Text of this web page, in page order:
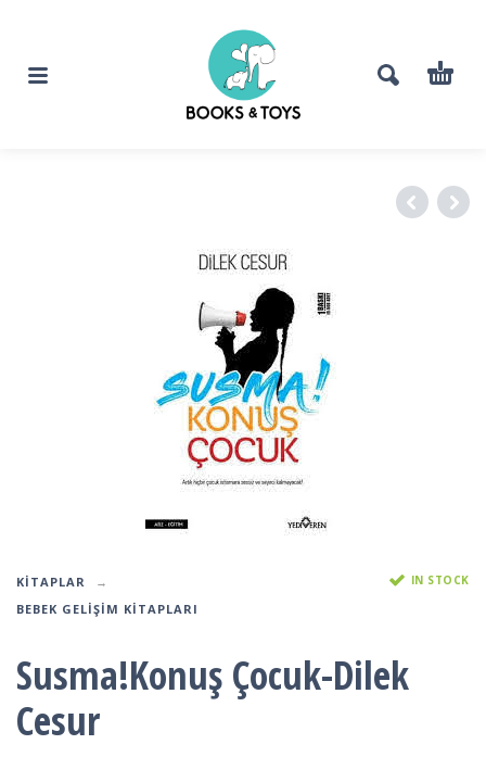
KITAPLAR
BEBEK GELIŞIM KITAPLARI
IN STOCK
Susma!Konuş Çocuk-Dilek
Cesur